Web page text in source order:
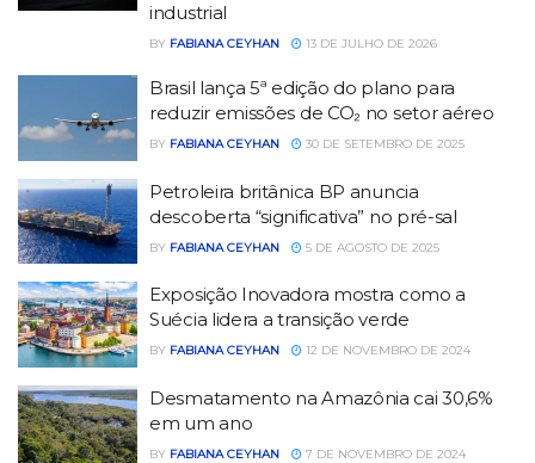
industrial
BY FABIANA CEYHAN 13 DE JULHO DE 2026
Brasil lança 5ª edição do plano para
reduzir emissões de CO₂ no setor aéreo
BY FABIANA CEYHAN 30 DE SETEMBRO DE 2025
Petroleira britânica BP anuncia
descoberta “significativa” no pré-sal
BY FABIANA CEYHAN 5 DE AGOSTO DE 2025
Exposição Inovadora mostra como a
Suécia lidera a transição verde
BY FABIANA CEYHAN 12 DE NOVEMBRO DE 2024
Desmatamento na Amazônia cai 30,6%
em um ano
BY FABIANA CEYHAN 7 DE NOVEMBRO DE 2024